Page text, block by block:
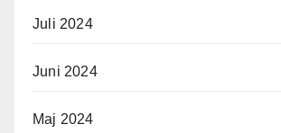
Juli 2024
Juni 2024
Maj 2024